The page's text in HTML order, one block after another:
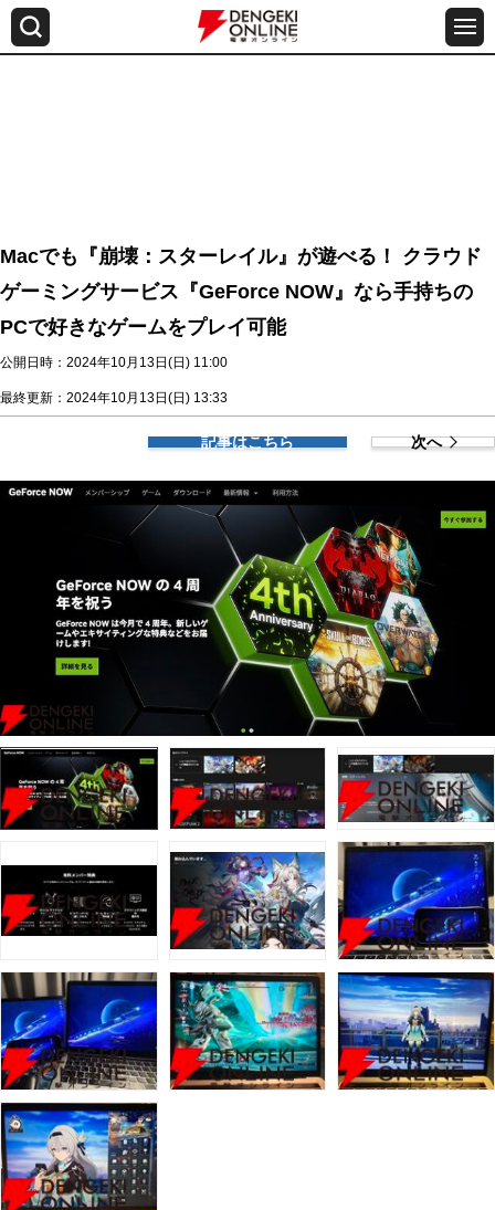
Macでも『崩壊：スターレイル』が遊べる！ クラウド
ゲーミングサービス『GeForce NOW』なら手持ちの
PCで好きなゲームをプレイ可能
公開日時：2024年10月13日(日) 11:00
最終更新：2024年10月13日(日) 13:33
記事はこちら 次へ